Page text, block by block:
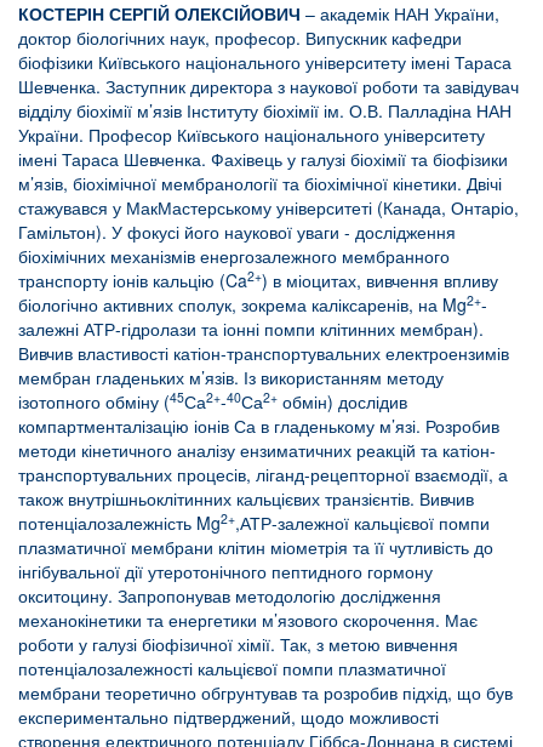
КОСТЕРІН СЕРГІЙ ОЛЕКСІЙОВИЧ – академік НАН України,
доктор біологічних наук, професор. Випускник кафедри
біофізики Київського національного університету імені Тараса
Шевченка. Заступник директора з наукової роботи та завідувач
відділу біохімії м’язів Інституту біохімії ім. О.В. Палладіна НАН
України. Професор Київського національного університету
імені Тараса Шевченка. Фахівець у галузі біохімії та біофізики
м’язів, біохімічної мембранології та біохімічної кінетики. Двічі
стажувався у МакМастерському університеті (Канада, Онтаріо,
Гамільтон). У фокусі його наукової уваги - дослідження
біохімічних механізмів енергозалежного мембранного
транспорту іонів кальцію (Ca2+) в міоцитах, вивчення впливу
біологічно активних сполук, зокрема каліксаренів, на Mg2+-
залежні АТР-гідролази та іонні помпи клітинних мембран).
Вивчив властивості катіон-транспортувальних електроензимів
мембран гладеньких м’язів. Із використанням методу
ізотопного обміну (45Са2+-40Са2+ обмін) дослідив
компартменталізацію іонів Са в гладенькому м’язі. Розробив
методи кінетичного аналізу ензиматичних реакцій та катіон-
транспортувальних процесів, ліганд-рецепторної взаємодії, а
також внутрішньоклітинних кальцієвих транзієнтів. Вивчив
потенціалозалежність Mg2+,АТР-залежної кальцієвої помпи
плазматичної мембрани клітин міометрія та її чутливість до
інгібувальної дії утеротонічного пептидного гормону
окситоцину. Запропонував методологію дослідження
механокінетики та енергетики м’язового скорочення. Має
роботи у галузі біофізичної хімії. Так, з метою вивчення
потенціалозалежності кальцієвої помпи плазматичної
мембрани теоретично обгрунтував та розробив підхід, що був
експериментально підтверджений, щодо можливості
створення електричного потенціалу Гіббса-Доннана в системі